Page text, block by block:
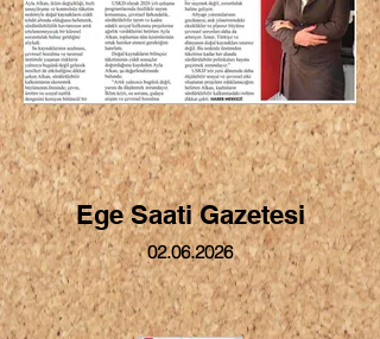
Ege Saati Gazetesi
02.06.2026